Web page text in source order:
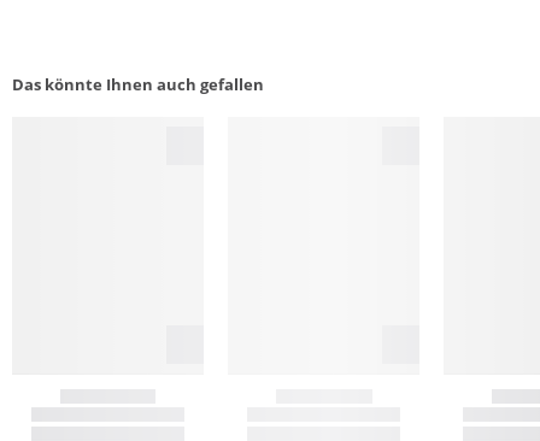
Das könnte Ihnen auch gefallen